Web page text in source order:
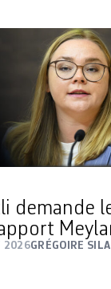
demande
2026GRÉGOIRE